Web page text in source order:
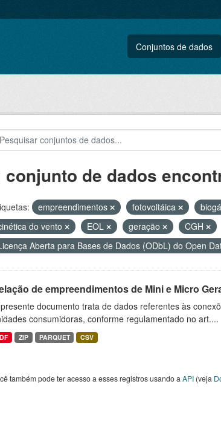
Conjuntos de dados
conjunto de dados
empreendimentos fotovoltáica
do vento
EOL geração CGH
Aberta para Bases de Dados (ODbL) do Open
de empreendimentos de Mini e Micro
documento trata de dados referentes às
consumidoras, conforme regulamentado no art....
ZIP PARQUET CSV
também pode ter acesso a esses registros usando a API(veja